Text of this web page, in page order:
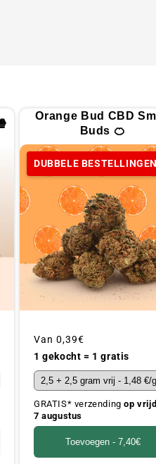
Orange Bud CBD
Buds 🍊
DUBBELE BESTELLINGEN
Gebruikelijke
prijs
Van 0,39€
1 gekocht = 1 gratis
GRATIS* verzendingop
7 augustus
Toevoegen - 7,40€